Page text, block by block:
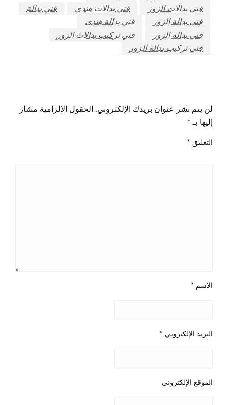
فني بدالات الزور
فني بدالات هندي
فني بدالة
فني بدالة الزور
فني بدالة هندي
فني بداله الزور
فني تركيب بدالات الزور
فني تركيب بدالة الزور
لن يتم نشر عنوان بريدك الإلكتروني.
الحقول الإلزامية مشار
إليها بـ *
التعليق *
الاسم *
البريد الإلكتروني *
الموقع الإلكتروني